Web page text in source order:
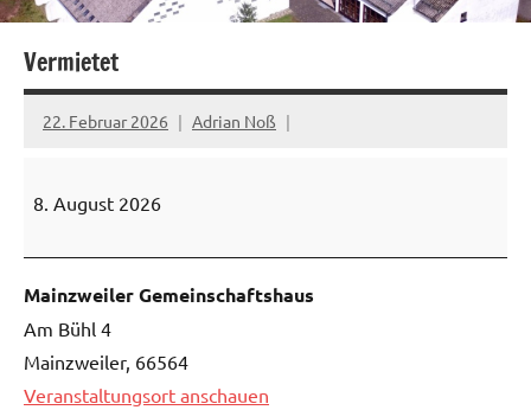
Vermietet
22. Februar 2026 Adrian Noß
8. August 2026
Mainzweiler Gemeinschaftshaus
Am Bühl 4
Mainzweiler, 66564
Veranstaltungsort anschauen